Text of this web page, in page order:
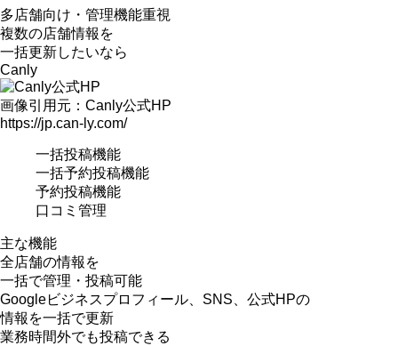
多店舗向け ・ 管理機能重視
複数の店舗情報を
一括更新したいなら
Canly
画像引用元：Canly公式HP
https://jp.can-ly.com/
一括投稿機能
一括予約投稿機能
予約投稿機能
口コミ管理
主な機能
全店舗の情報を
一括で管理・投稿可能
Googleビジネスプロフィール、SNS、公式HPの
情報を一括で更新
業務時間外でも投稿できる